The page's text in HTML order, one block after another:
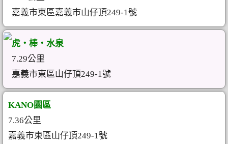
嘉義市東區嘉義市山仔頂249-1號
虎‧棒‧水泉
7.29公里
嘉義市東區山仔頂249-1號
KANO園區
7.36公里
嘉義市東區山仔頂249-1號